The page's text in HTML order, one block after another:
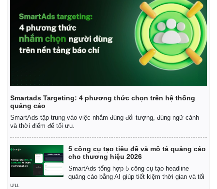
Infographic
Smartads Targeting: 4 phương thức chọn trên hệ thống
quảng cáo
SmartAds tập trung vào việc nhắm đúng đối tượng, đúng ngữ cảnh
và thời điểm để tối ưu.
5 công cụ tạo tiêu đề và mô tả quảng cáo
cho thương hiệu 2026
SmartAds tổng hợp 5 công cụ tạo headline
quảng cáo bằng AI giúp tiết kiệm thời gian và tối
ưu.